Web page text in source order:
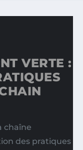
VERTE :
chaîne
des pratiques